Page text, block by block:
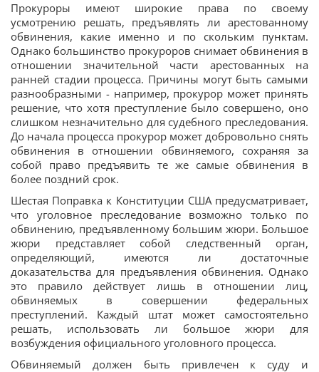
Прокуроры имеют широкие права по своему
усмотрению решать, предъявлять ли арестованному
обвинения, какие именно и по скольким пунктам.
Однако большинство прокуроров снимает обвинения в
отношении значительной части арестованных на
ранней стадии процесса. Причины могут быть самыми
разнообразными - например, прокурор может принять
решение, что хотя преступление было совершено, оно
слишком незначительно для судебного преследования.
До начала процесса прокурор может добровольно снять
обвинения в отношении обвиняемого, сохраняя за
собой право предъявить те же самые обвинения в
более поздний срок.
Шестая Поправка к Конституции США предусматривает,
что уголовное преследование возможно только по
обвинению, предъявленному большим жюри. Большое
жюри представляет собой следственный орган,
определяющий, имеются ли достаточные
доказательства для предъявления обвинения. Однако
это правило действует лишь в отношении лиц,
обвиняемых в совершении федеральных
преступлений. Каждый штат может самостоятельно
решать, использовать ли большое жюри для
возбуждения официального уголовного процесса.
Обвиняемый должен быть привлечен к суду и